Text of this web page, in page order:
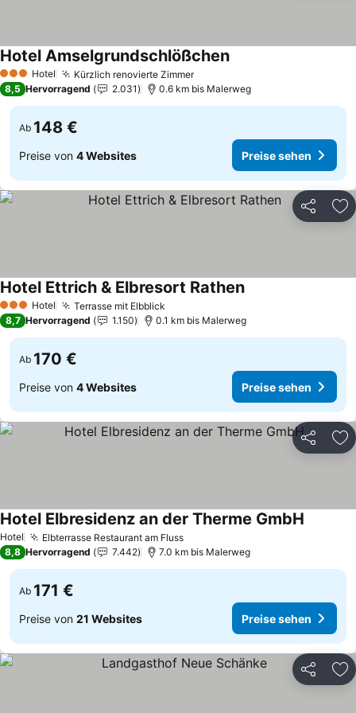
3 SterneHotel Kürzlich renovierte ZimmerPreise sehen
Hotel AmselgrundschlößchenPreise sehen
8,5 Hervorragend 2.031 0.6 km bis Malerweg
Ab 148 €
Preise von 4 Websites Preise sehen
Teilen
3 SterneHotel Terrasse mit Elbblick
Hotel Ettrich & Elbresort RathenPreise sehen
8,7 Hervorragend 1.150 0.1 km bis Malerweg
Ab 170 €
Preise von 4 Websites Preise sehen
Teilen
Hotel Elbterrasse Restaurant am FlussPreise sehen
Hotel Elbresidenz an der Therme GmbH
8,8 Hervorragend 7.442 7.0 km bis Malerweg
Ab 171 €
Preise von 21 Websites Preise sehen
Teilen